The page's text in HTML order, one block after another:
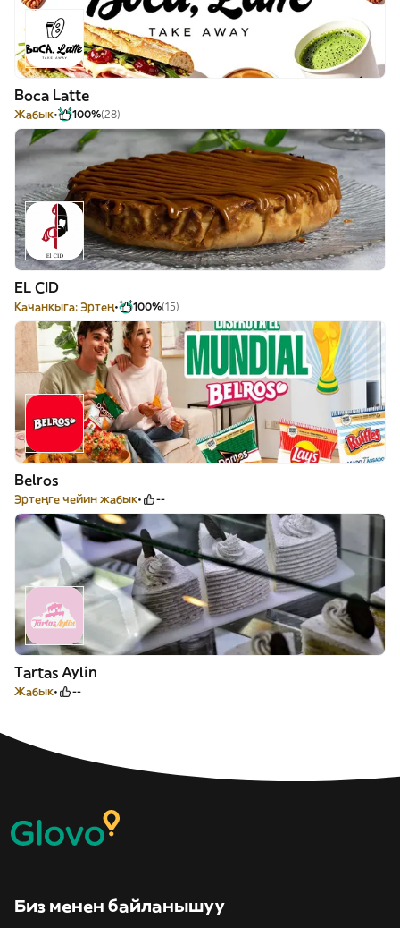
Boca Latte
Жабык 100%(28)
EL CID
Качанкыга: Эртең 100%(15)
Belros
Эртеңге чейин жабык --
Tartas Aylin
Жабык --
Биз менен байланышуу